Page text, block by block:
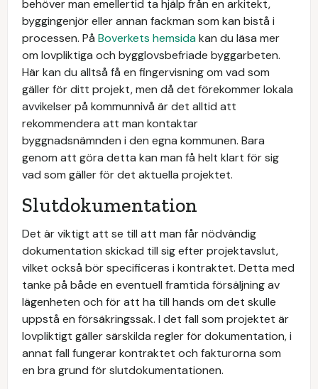
behöver man emellertid ta hjälp från en arkitekt,
byggingenjör eller annan fackman som kan bistå i
processen. På Boverkets hemsidakan du läsa mer
om lovpliktiga och bygglovsbefriade byggarbeten.
Här kan du alltså få en fingervisning om vad som
gäller för ditt projekt, men då det förekommer lokala
avvikelser på kommunnivå är det alltid att
rekommendera att man kontaktar
byggnadsnämnden i den egna kommunen. Bara
genom att göra detta kan man få helt klart för sig
vad som gäller för det aktuella projektet.
Slutdokumentation
Det är viktigt att se till att man får nödvändig
dokumentation skickad till sig efter projektavslut,
vilket också bör specificeras i kontraktet. Detta med
tanke på både en eventuell framtida försäljning av
lägenheten och för att ha till hands om det skulle
uppstå en försäkringssak. I det fall som projektet är
lovpliktigt gäller särskilda regler för dokumentation, i
annat fall fungerar kontraktet och fakturorna som
en bra grund för slutdokumentationen.